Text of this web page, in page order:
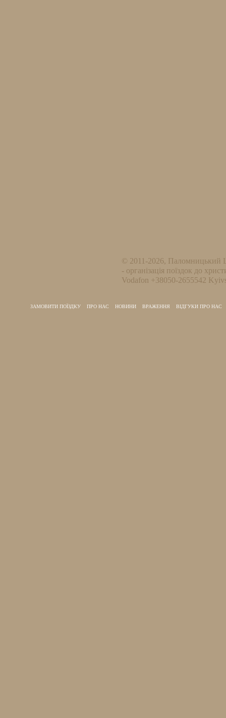
© 2011-2026, Паломницький
- організація поїздок до
Vodafon +38050-2655542
ЗАМОВИТИ ПОЇЗДКУ ПРО НАС НОВИНИ ВРАЖЕННЯ ВІДГУКИ ПРО НАС